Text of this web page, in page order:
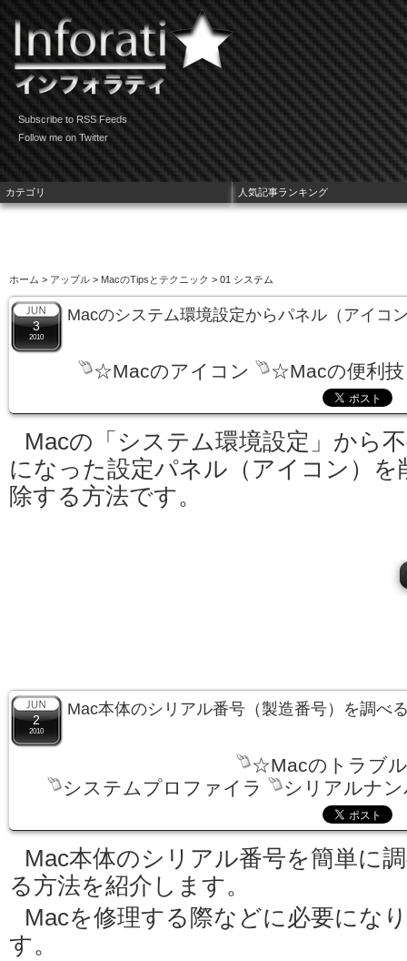
Subscribe to RSS Feeds
Follow me on Twitter
ホーム > アップル > MacのTipsとテクニック > 01 システム
3
2010
Macのシステム環境設定からパネル（アイコ
☆Macのアイコン ☆Macの便利技
Macの「システム環境設定」から
になった設定パネル（アイコン）を
除する方法です。
2
2010
Mac本体のシリアル番号（製造番号）を調べ
☆Macのトラブ
システムプロファイラ
シリアルナ
Mac本体のシリアル番号を簡単に
る方法を紹介します。
Macを修理する際などに必要にな
す。
カテゴリ 人気記事ランキング